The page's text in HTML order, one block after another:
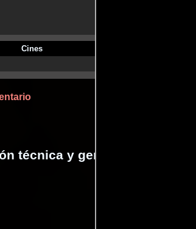
Cines
técnica y general